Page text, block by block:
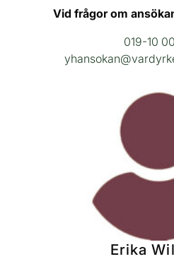
Vid frågor om
019-10
Erika